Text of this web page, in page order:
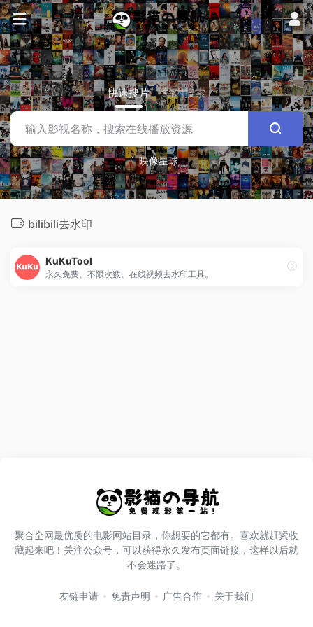
快速搜片 站内搜索
映像星球
bilibili去水印
KuKuTool
永久免费、不限次数、在线视频去水印工具。
聚合全网最优质的电影网站目录，你想要的它都有。喜欢就赶紧收
藏起来吧！关注公众号，可以获得永久发布页面链接，这样以后就
不会迷路了。
友链申请 免责声明 广告合作 关于我们